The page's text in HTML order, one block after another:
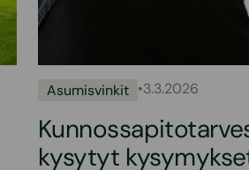
Asumisvinkit •3.3.2026
kysytyt